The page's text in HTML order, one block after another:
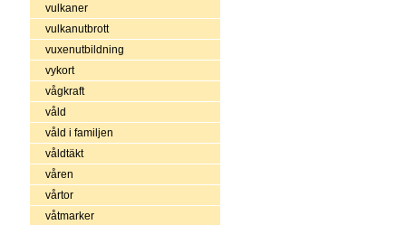
vulkaner
vulkanutbrott
vuxenutbildning
vykort
vågkraft
våld
våld i familjen
våldtäkt
våren
vårtor
våtmarker